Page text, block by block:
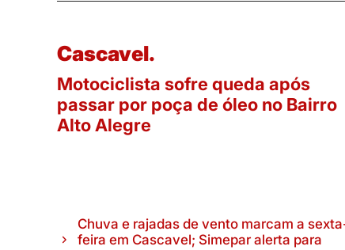
Cascavel.
Motociclista sofre queda após
passar por poça de óleo no Bairro
Alto Alegre
Chuva e rajadas de vento marcam a
feira em Cascavel; Simepar alerta para